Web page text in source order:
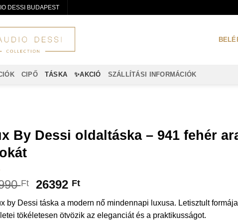
DESSI BUDAPEST
CIPŐ TÁSKA ✨AKCIÓ SZÁLLÍTÁSI INFORMÁCIÓK
By Dessi oldaltáska – 941 fehér
Ft 26392 Ft
by Dessi táska a modern nő mindennapi luxusa. Letisztult
tökéletesen ötvözik az eleganciát és a praktikusságot.